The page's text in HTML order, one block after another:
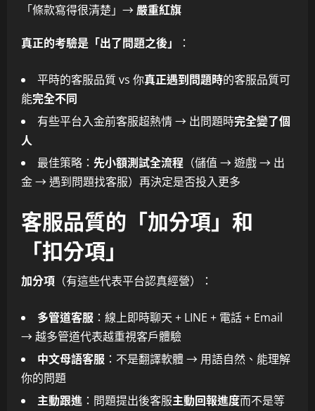
「條款寫得很清楚」→ 嚴重紅旗
真正的考驗是「出了問題之後」 ：
平時的客服品質 vs 你真正遇到問題時的客服品質可
能完全不同
有些平台入金前客服超熱情 → 出問題時完全變了個
人
最佳策略： 先小額測試全流程 （儲值 → 遊戲 → 出
金 → 遇到問題找客服）再決定是否投入更多
客服品質的「加分項」和
「扣分項」
加分項 （有這些代表平台認真經營）：
多管道客服 ：線上即時聊天 + LINE + 電話 + Email
→ 越多管道代表越重視客戶體驗
中文母語客服 ：不是翻譯軟體 → 用語自然、能理解
你的問題
主動跟進 ：問題提出後客服主動回報進度而不是等